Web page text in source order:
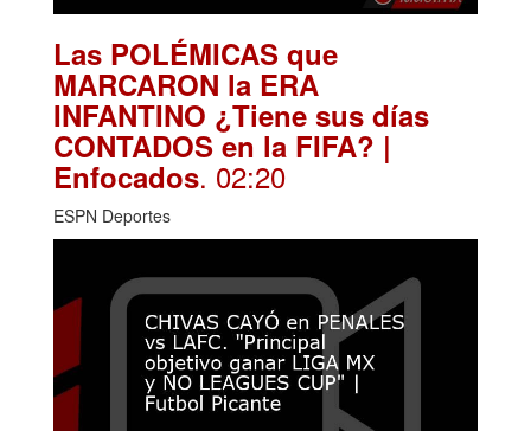
Las POLÉMICAS que
MARCARON la ERA
INFANTINO ¿Tiene sus días
CONTADOS en la FIFA? |
Enfocados. 02:20
ESPN Deportes